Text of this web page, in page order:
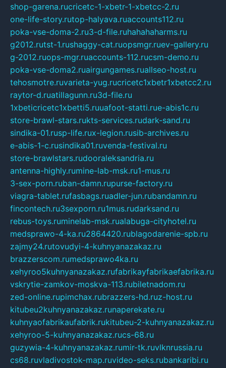
shop-garena.rucricetc-1-xbetr-1-xbetcc-2.ru
one-life-story.rutop-halyava.ruaccounts112.ru
poka-vse-doma-2.ru3-d-file.ruhahahaharms.ru
g2012.rutst-1.rushaggy-cat.ruopsmgr.ruev-gallery.ru
g-2012.ruops-mgr.ruaccounts-112.rucsm-demo.ru
poka-vse-doma2.ruairgungames.ruallseo-host.ru
tehosmotre.ruvarieta-yug.rucricetc1xbetr1xbetcc2.ru
raytor-d.ruatillagunn.ru3d-file.ru
1xbeticricetc1xbetti5.ruuafoot-statti.rue-abis1c.ru
store-brawl-stars.rukts-services.rudark-sand.ru
sindika-01.rusp-life.rux-legion.rusib-archives.ru
e-abis-1-c.rusindika01.ruvenda-festival.ru
store-brawlstars.rudooraleksandria.ru
antenna-highly.rumine-lab-msk.ru1-mus.ru
3-sex-porn.ruban-damn.rupurse-factory.ru
viagra-tablet.rufasbags.ruadler-jun.rubandamn.ru
fincontech.ru3sexporn.ru1mus.rudarksand.ru
rebus-toys.ruminelab-msk.rualabuga-cityhotel.ru
medsprawo-4-ka.ru2864420.rublagodarenie-spb.ru
zajmy24.rutovudyi-4-kuhnyanazakaz.ru
brazzerscom.rumedsprawo4ka.ru
xehyroo5kuhnyanazakaz.rufabrikayfabrikaefabrika.ru
vskrytie-zamkov-moskva-113.rubiletnadom.ru
zed-online.rupimchax.rubrazzers-hd.ruz-host.ru
kitubeu2kuhnyanazakaz.runaperekate.ru
kuhnyaofabrikaufabrik.rukitubeu-2-kuhnyanazakaz.ru
xehyroo-5-kuhnyanazakaz.rucs-68.ru
guzywia-4-kuhnyanazakaz.rumir-tk.ruvlknrussia.ru
cs68.ruvladivostok-map.ruvideo-seks.rubankaribi.ru